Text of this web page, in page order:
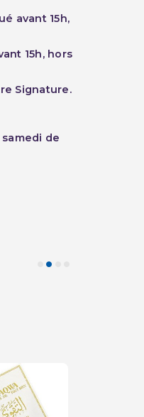
avant 15h,
15h, hors
Signature.
de